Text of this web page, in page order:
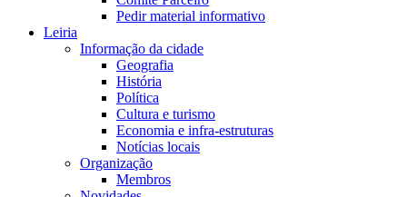
Pedir material informativo
Leiria
Informação da cidade
Geografia
História
Política
Cultura e turismo
Economia e infra-estruturas
Notícias locais
Organização
Membros